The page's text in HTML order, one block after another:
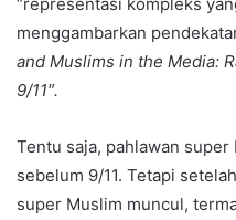
menggambarkan
and Muslims in the Media:
9/11″.
Tentu saja, pahlawan
sebelum 9/11. Tetapi
super Muslim muncul,